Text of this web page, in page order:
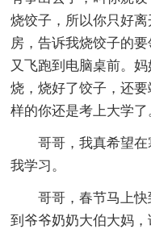
烧饺子，所以你只好
房，告诉我烧饺子的
又飞跑到电脑桌前。
烧，烧好了饺子，还
样的你还是考上大学了
哥哥，我真希望
我学习。
哥哥，春节马上
到爷爷奶奶大伯大妈